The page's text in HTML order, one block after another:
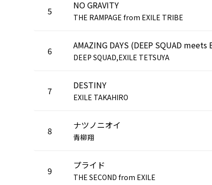
5 NO GRAVITY
THE RAMPAGE from EXILE TRIBE
6
DEEP SQUAD,EXILE TETSUYA
7 DESTINY
EXILE TAKAHIRO
8 ナツノニオイ
青柳翔
9 プライド
THE SECOND from EXILE